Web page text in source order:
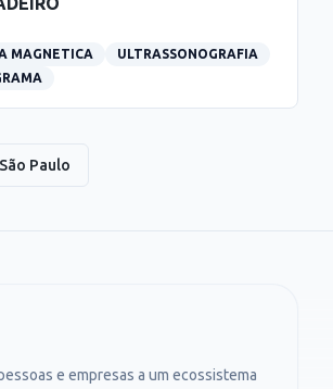
MAGNETICA
ULTRASSONOGRAFIA
São Paulo
e empresas a um ecossistema